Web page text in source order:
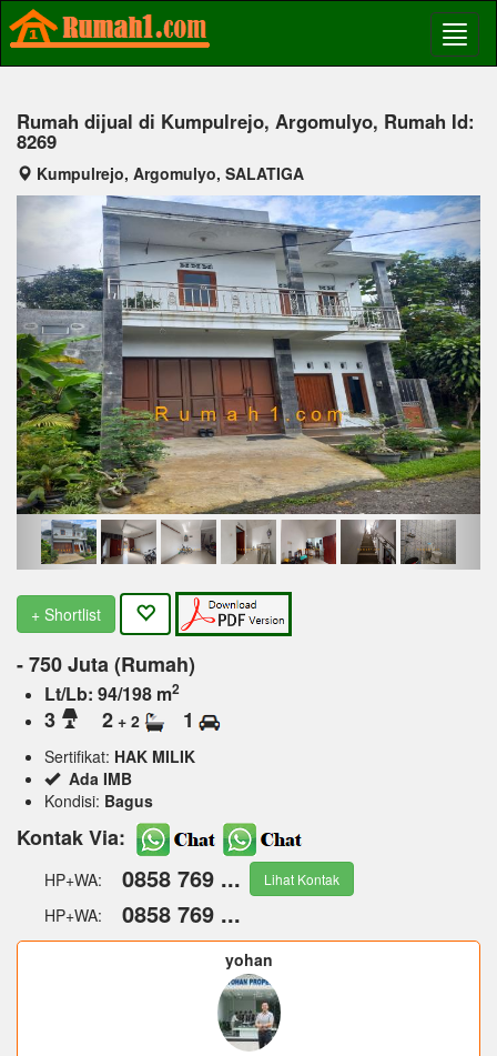
Rumah dijual di Kumpulrejo, Argomulyo, Rumah Id:
8269
Kumpulrejo, Argomulyo, SALATIGA
Previous Next
+ Shortlist
- 750 Juta (Rumah)
Lt/Lb: 94/198 m2
3 2 + 2 1
Sertifikat: HAK MILIK
Ada IMB
Kondisi: Bagus
Kontak Via:
HP+WA: 0858 769 ... Lihat Kontak
HP+WA: 0858 769 ...
yohan